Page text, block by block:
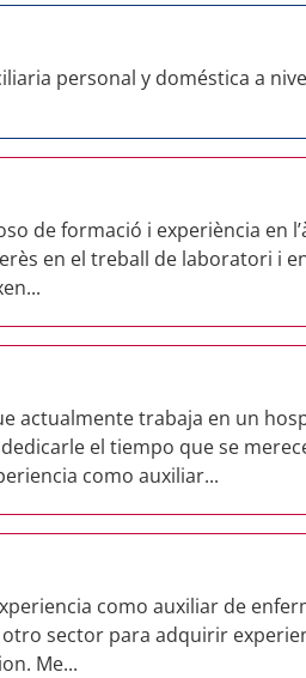
personal y doméstica a
de formació i experiència en
en el treball de laboratori i
actualmente trabaja en un
el tiempo que se
como auxiliar...
como auxiliar de
sector para adquirir
Me...